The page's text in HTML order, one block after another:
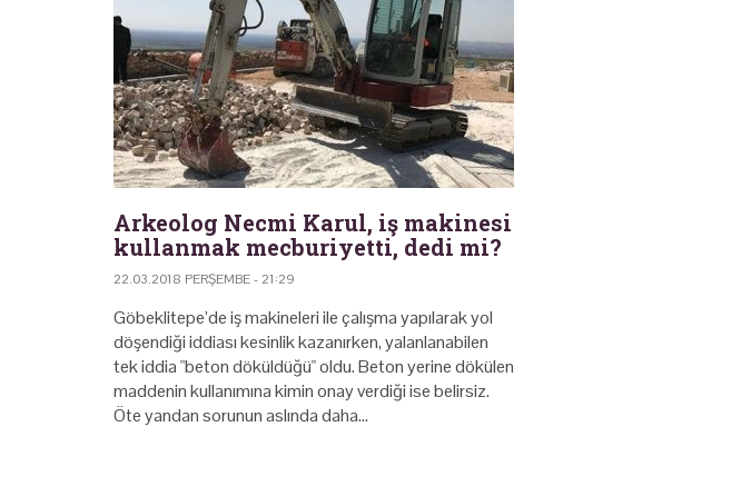
Arkeolog Necmi Karul, iş makinesi
kullanmak mecburiyetti, dedi mi?
22.03.2018 PERŞEMBE - 21:29
Göbeklitepe’de iş makineleri ile çalışma yapılarak yol
döşendiği iddiası kesinlik kazanırken, yalanlanabilen
tek iddia "beton döküldüğü" oldu. Beton yerine dökülen
maddenin kullanımına kimin onay verdiği ise belirsiz.
Öte yandan sorunun aslında daha…